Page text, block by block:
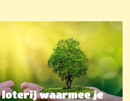
loterij waarmee je